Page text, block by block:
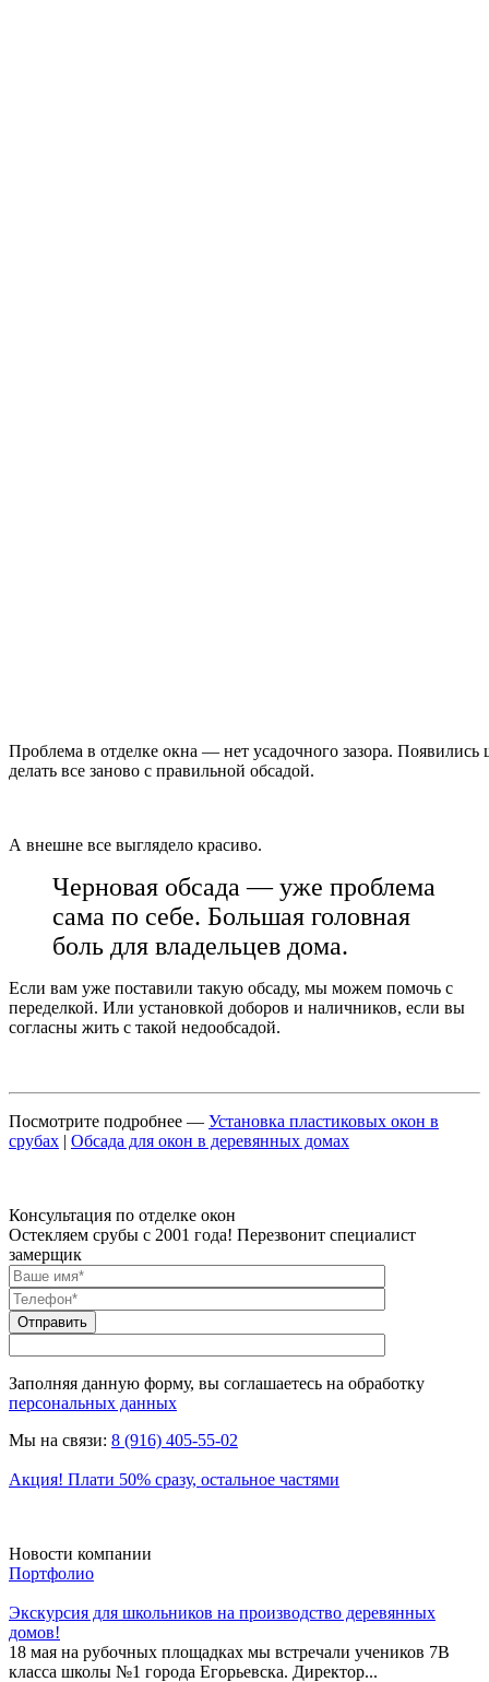
Проблема в отделке окна — нет усадочного зазора.
делать все заново с правильной обсадой.
А внешне все выглядело красиво.
Черновая обсада — уже проблема
сама по себе. Большая головная
боль для владельцев дома.
Если вам уже поставили такую обсаду, мы можем помочь с
переделкой. Или установкой доборов и наличников, если вы
согласны жить с такой недообсадой.
Посмотрите подробнее — Установка пластиковых окон в
срубах | Обсада для окон в деревянных домах
Консультация по отделке окон
Остекляем срубы с 2001 года! Перезвонит специалист
замерщик
Заполняя данную форму, вы соглашаетесь на обработку
персональных данных
Мы на связи: 8 (916) 405-55-02
Акция! Плати 50% сразу, остальное частями
Новости компании
Портфолио
Экскурсия для школьников на производство деревянных
домов!
18 мая на рубочных площадках мы встречали учеников 7В
класса школы №1 города Егорьевска. Директор...